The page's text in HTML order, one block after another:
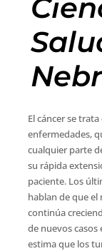
El cáncer se
enfermedades,
cualquier parte
su rápida
paciente. Los
hablan de que
continúa
de nuevos casos
estima que los